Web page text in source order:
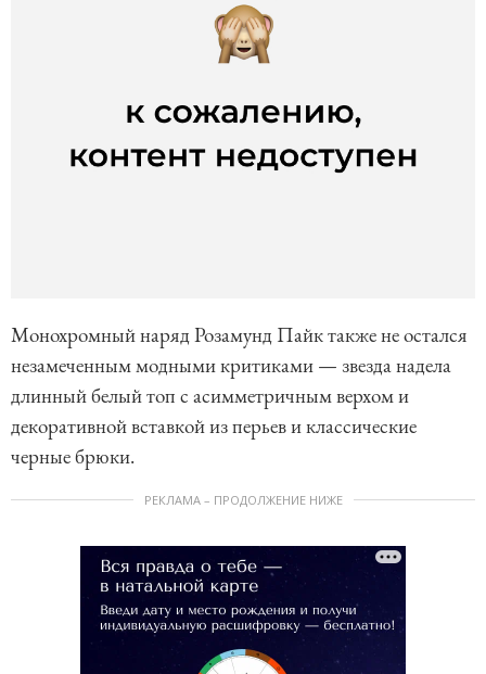
Монохромный наряд Розамунд Пайк также не остался
незамеченным модными критиками — звезда надела
длинный белый топ с асимметричным верхом и
декоративной вставкой из перьев и классические
черные брюки.
РЕКЛАМА – ПРОДОЛЖЕНИЕ НИЖЕ